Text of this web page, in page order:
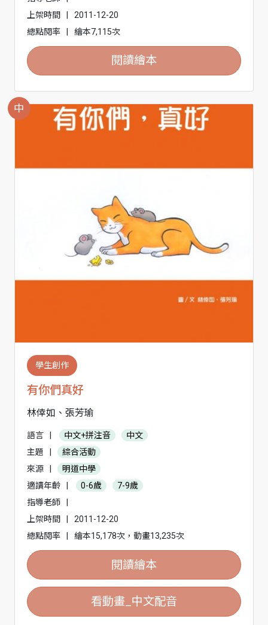
上架時間
2011-12-20
總點閱率
繪本7,115次
閱讀繪本
中
學生創作
有你們真好
林倖如、張芳瑜
語言 中文+拼注音
中文
主題
綜合活動
來源
明道中學
適讀年齡
0-6歲
7-9歲
指導老師
上架時間
2011-12-20
總點閱率
繪本15,178次，動畫13,235次
閱讀繪本
看動畫_中文配音